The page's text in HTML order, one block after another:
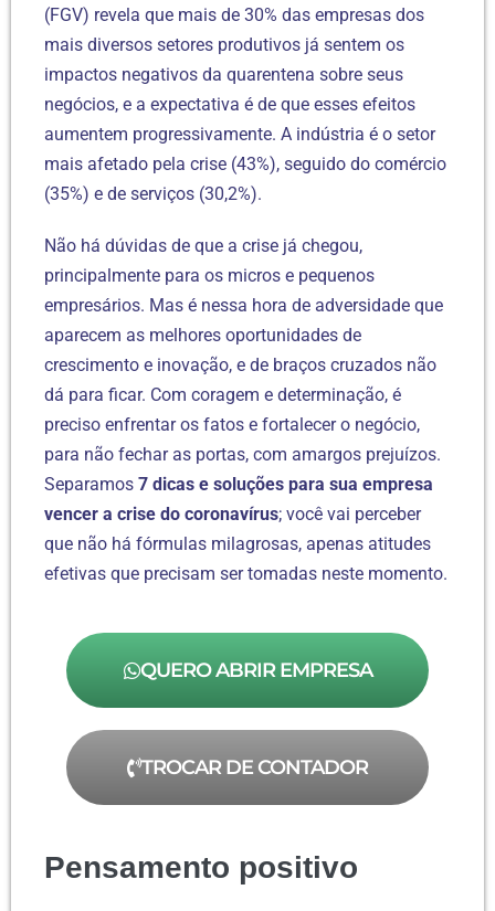
(FGV) revela que mais de 30% das empresas dos
mais diversos setores produtivos já sentem os
impactos negativos da quarentena sobre seus
negócios, e a expectativa é de que esses efeitos
aumentem progressivamente. A indústria é o setor
mais afetado pela crise (43%), seguido do comércio
(35%) e de serviços (30,2%).
Não há dúvidas de que a crise já chegou,
principalmente para os micros e pequenos
empresários. Mas é nessa hora de adversidade que
aparecem as melhores oportunidades de
crescimento e inovação, e de braços cruzados não
dá para ficar. Com coragem e determinação, é
preciso enfrentar os fatos e fortalecer o negócio,
para não fechar as portas, com amargos prejuízos.
Separamos 7 dicas e soluções para sua empresa
vencer a crise do coronavírus; você vai perceber
que não há fórmulas milagrosas, apenas atitudes
efetivas que precisam ser tomadas neste momento.
QUERO ABRIR EMPRESA
TROCAR DE CONTADOR
Pensamento positivo